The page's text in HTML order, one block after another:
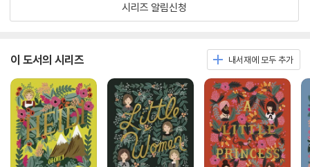
시리즈 알림신청
이 도서의 시리즈 내서재에 모두 추가